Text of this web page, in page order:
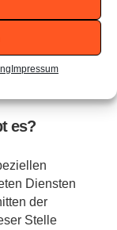
Impressum
Cookies
es?
Diensten
der
Stelle